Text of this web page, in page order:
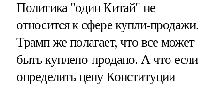
Политика "один Китай" не
относится к сфере купли-продажи.
Трамп же полагает, что все может
быть куплено-продано. А что если
определить цену Конституции